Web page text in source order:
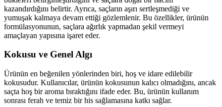
kazandırdığını belirtir. Ayrıca, saçların aşırı sertleşmediği ve
yumuşak kalmaya devam ettiği gözlemlenir. Bu özellikler, ürünün
formülasyonunun, saçlara ağırlık yapmadan şekil vermeyi
amaçlayan yapısına işaret eder.
Kokusu ve Genel Algı
Ürünün en beğenilen yönlerinden biri, hoş ve idare edilebilir
kokusudur. Kullanıcılar, ürünün kokusunun kalıcı olmadığını, ancak
saçta hoş bir aroma bıraktığını ifade eder. Bu, ürünün kullanım
sonrası ferah ve temiz bir his sağlamasına katkı sağlar.